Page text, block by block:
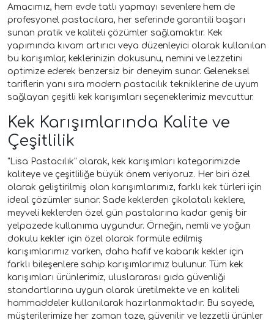
Amacımız, hem evde tatlı yapmayı sevenlere hem de
profesyonel pastacılara, her seferinde garantili başarı
sunan pratik ve kaliteli çözümler sağlamaktır. Kek
yapımında kıvam artırıcı veya düzenleyici olarak kullanılan
bu karışımlar, keklerinizin dokusunu, nemini ve lezzetini
optimize ederek benzersiz bir deneyim sunar. Geleneksel
tariflerin yanı sıra modern pastacılık tekniklerine de uyum
sağlayan çeşitli kek karışımları seçeneklerimiz mevcuttur.
Kek Karışımlarında Kalite ve
Çeşitlilik
"Lisa Pastacılık" olarak, kek karışımları kategorimizde
kaliteye ve çeşitliliğe büyük önem veriyoruz. Her biri özel
olarak geliştirilmiş olan karışımlarımız, farklı kek türleri için
ideal çözümler sunar. Sade keklerden çikolatalı keklere,
meyveli keklerden özel gün pastalarına kadar geniş bir
yelpazede kullanıma uygundur. Örneğin, nemli ve yoğun
dokulu kekler için özel olarak formüle edilmiş
karışımlarımız varken, daha hafif ve kabarık kekler için
farklı bileşenlere sahip karışımlarımız bulunur. Tüm kek
karışımları ürünlerimiz, uluslararası gıda güvenliği
standartlarına uygun olarak üretilmekte ve en kaliteli
hammaddeler kullanılarak hazırlanmaktadır. Bu sayede,
müşterilerimize her zaman taze, güvenilir ve lezzetli ürünler